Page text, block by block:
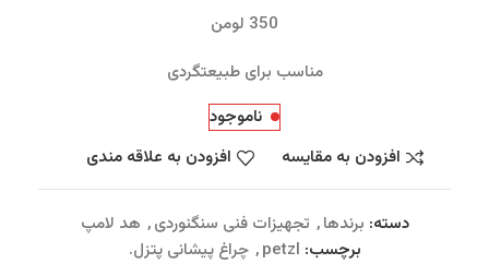
350 لومن
مناسب برای طبیعتگردی
ناموجود
افزودن به مقایسه
افزودن به علاقه مندی
دسته: برندها, تجهیزات فنی سنگنوردی, هد لامپ
برچسب: petzl
, چراغ پیشانی پتزل.